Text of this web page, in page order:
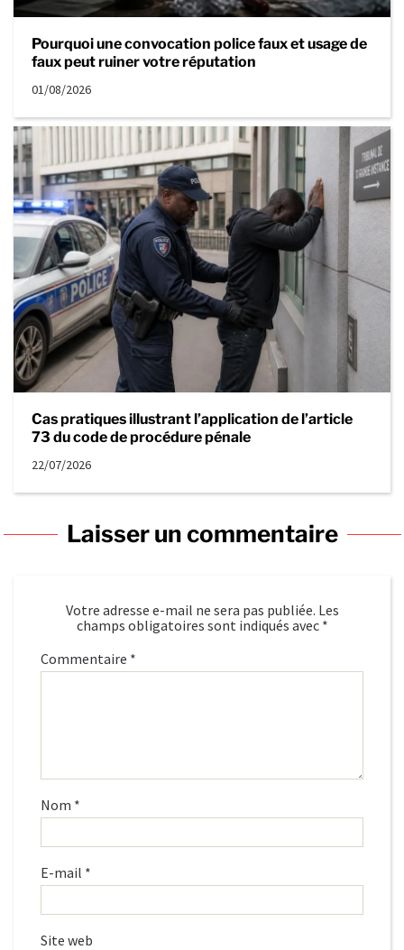
Pourquoi une convocation police faux et usage de
faux peut ruiner votre réputation
01/08/2026
Cas pratiques illustrant l’application de l’article
73 du code de procédure pénale
22/07/2026
Laisser un commentaire
Votre adresse e-mail ne sera pas publiée. Les
champs obligatoires sont indiqués avec *
Commentaire *
Nom *
E-mail *
Site web